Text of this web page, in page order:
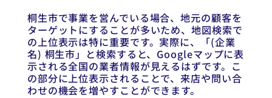
桐生市で事業を営んでいる場合、地元の顧客を
ターゲットにすることが多いため、地図検索で
の上位表示は特に重要です。実際に、「(企業
名) 桐生市」と検索すると、Googleマップに表
示される全国の業者情報が見えるはずです。こ
の部分に上位表示されることで、来店や問い合
わせの機会を増やすことができます。